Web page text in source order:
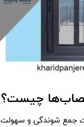
نصاب‌ها چیست؟
جمع شوندگی و سهولت